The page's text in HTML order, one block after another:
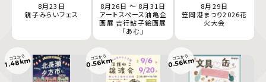
8月23日
親子みらいフェス
8月26日 ～ 8月31日
アートスペース油亀企
画展 吉行鮎子絵画展
「あむ」
8月29日
笠岡港まつり2026花
火大会
ココから
1.48km ココから
0.56km ココから
0.56km